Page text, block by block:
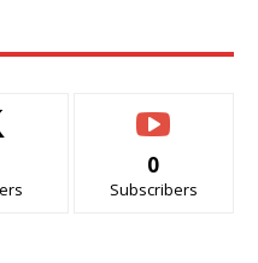
0
Subscribers